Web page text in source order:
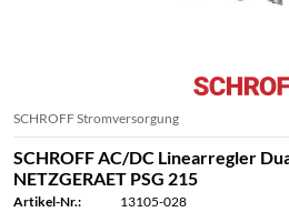
SCHROFF Stromversorgung
SCHROFF AC/DC Linearregler
NETZGERAET PSG 215
Artikel-Nr.:
13105-028